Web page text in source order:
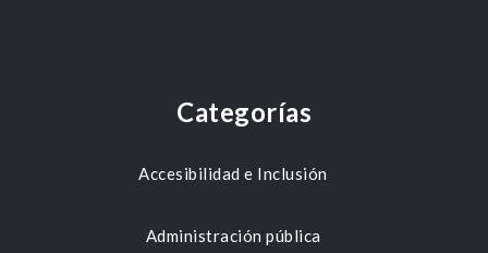
Categorías
Accesibilidad e Inclusión
Administración pública